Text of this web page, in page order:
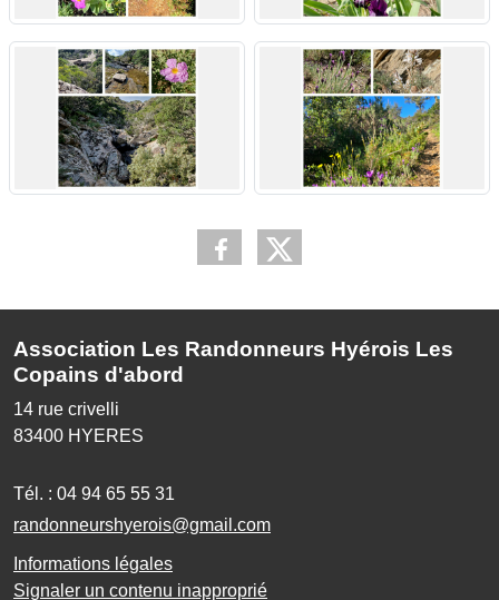
Association Les Randonneurs Hyérois Les
Copains d'abord
14 rue crivelli
83400 HYERES
Tél. : 04 94 65 55 31
randonneurshyerois@gmail.com
Informations légales
Signaler un contenu inapproprié